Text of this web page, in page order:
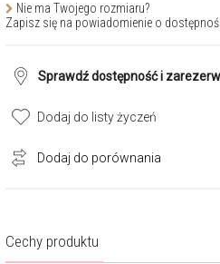
Nie ma Twojego rozmiaru?
Zapisz się na powiadomienie o
Sprawdź dostępność i
Dodaj do listy życzeń
Dodaj do porównania
Cechy produktu